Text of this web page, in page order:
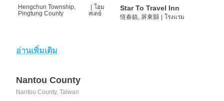
Hengchun Township,
Pingtung County
โฮม
สเตย์
Star To Travel Inn
恆春鎮, 屏東縣 โรงแรม
อ่านเพิ่มเติม
Nantou County
Nantou County, Taiwan